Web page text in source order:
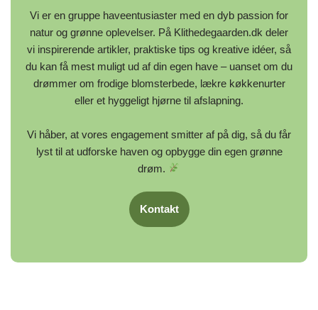
Vi er en gruppe haveentusiaster med en dyb passion for
natur og grønne oplevelser. På Klithedegaarden.dk deler
vi inspirerende artikler, praktiske tips og kreative idéer, så
du kan få mest muligt ud af din egen have – uanset om du
drømmer om frodige blomsterbede, lækre køkkenurter
eller et hyggeligt hjørne til afslapning.
Vi håber, at vores engagement smitter af på dig, så du får
lyst til at udforske haven og opbygge din egen grønne
drøm.
Kontakt